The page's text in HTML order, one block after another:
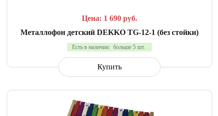
Цена: 1 690 руб.
Металлофон детский DEKKO TG-12-1 (без стойки)
Есть в наличии: больше 5 шт.
Купить